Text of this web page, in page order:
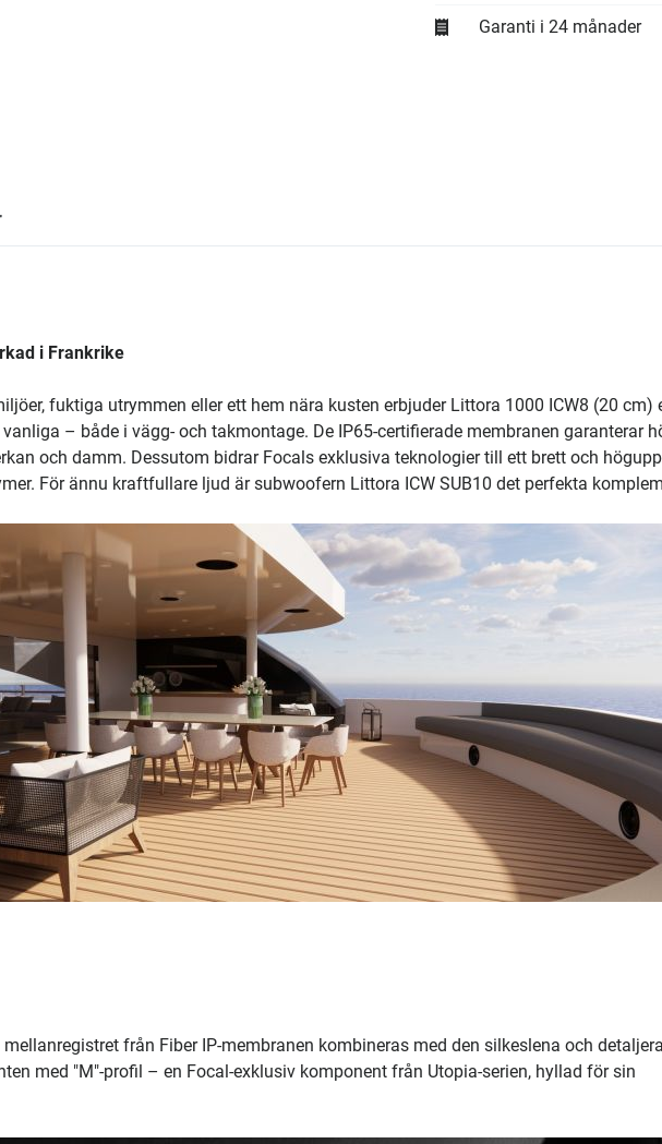
Garanti i 24 månader
i Frankrike
fuktiga utrymmen eller ett hem nära kusten erbjuder Littora 1000 ICW8 (20 cm)
– både i vägg- och takmontage. De IP65-certifierade membranen garanterar
och damm. Dessutom bidrar Focals exklusiva teknologier till ett brett och
För ännu kraftfullare ljud är subwoofern Littora ICW SUB10 det perfekta
från Fiber IP-membranen kombineras med den silkeslena och
med "M"-profil – en Focal-exklusiv komponent från Utopia-serien, hyllad för sin